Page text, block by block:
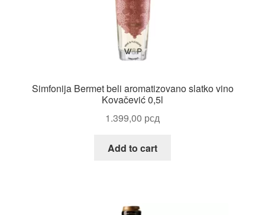
Simfonija Bermet beli aromatizovano slatko vino
Kovačević 0,5l
1.399,00 рсд
Add to cart